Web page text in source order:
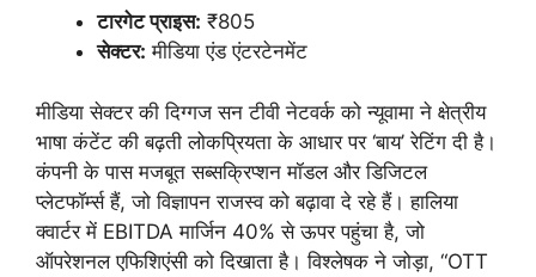
टारगेट प्राइस: ₹805
सेक्टर: मीडिया एंड एंटरटेनमेंट
मीडिया सेक्टर की दिग्गज सन टीवी नेटवर्क को न्यूवामा ने क्षेत्रीय
भाषा कंटेंट की बढ़ती लोकप्रियता के आधार पर ‘बाय’ रेटिंग दी है।
कंपनी के पास मजबूत सब्सक्रिप्शन मॉडल और डिजिटल
प्लेटफॉर्म्स हैं, जो विज्ञापन राजस्व को बढ़ावा दे रहे हैं। हालिया
क्वार्टर में EBITDA मार्जिन 40% से ऊपर पहुंचा है, जो
ऑपरेशनल एफिशिएंसी को दिखाता है। विश्लेषक ने जोड़ा, “OTT